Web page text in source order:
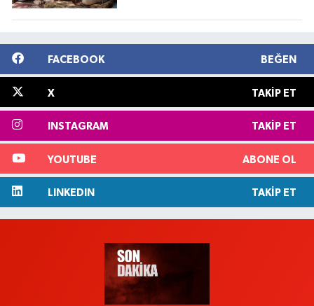
FACEBOOK BEĞEN
X TAKIP ET
INSTAGRAM TAKIP ET
YOUTUBE ABONE OL
LINKEDIN TAKIP ET